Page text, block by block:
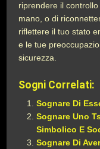
riprendere il
mano, o di
riflettere il tuo stato
e le tue
sicurezza.
Sogni Correlati:
Sognare Di
Sognare Uno
Simbolico E
Sognare Di